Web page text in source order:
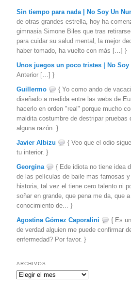
Sin tiempo para nada | No Soy Un
de otras grandes estrella, hoy ha
gimnasia Simone Biles que tras
para cuidar su salud mental, la mejor
haber tomado, ha vuelto con más […] }
Unos juegos un poco tristes | No Soy
Anterior […] }
Guillermo
{ Yo como ando de
diseñado a medida entre las webs de
hacerlo en orden "real" porque mucho
maldita costumbre de destripar pruebas
alguna razón. }
Javier Albizu
{ Veo que el odio
tu interior. }
Georgina
{ Ede idiota no tiene idea
de las películas de baile mas famosas
historia, tal vez el tiene cero talento ni
soñar en grande, que pena me da, que
conocimiento de... }
Agostina Gómez Caporalini
{ Es
de verdad alguien me puede confirmar
enfermedad? Por favor. }
ARCHIVOS
Archivos